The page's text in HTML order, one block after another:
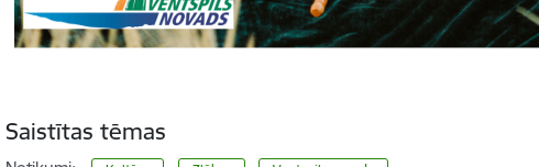
Saistītas tēmas